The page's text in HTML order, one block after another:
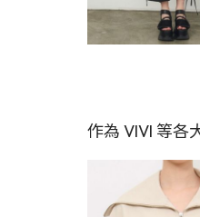
作為 VIVI 等各